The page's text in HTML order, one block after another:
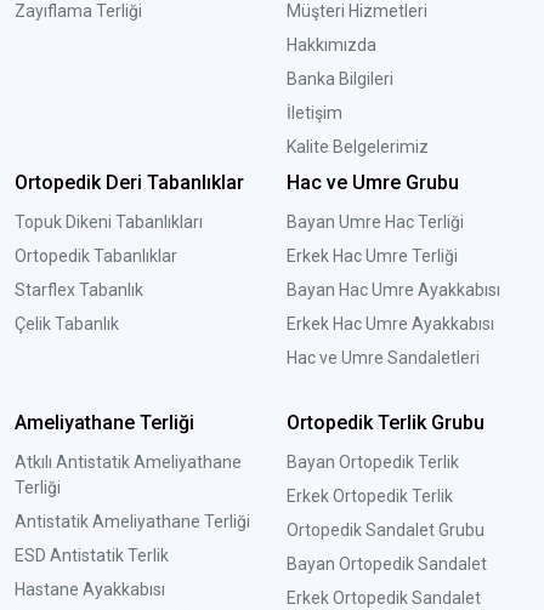
Zayıflama Terliği
Müşteri Hizmetleri
Hakkımızda
Banka Bilgileri
İletişim
Kalite Belgelerimiz
Ortopedik Deri Tabanlıklar
Topuk Dikeni Tabanlıkları
Ortopedik Tabanlıklar
Starflex Tabanlık
Çelik Tabanlık
Hac ve Umre Grubu
Bayan Umre Hac Terliği
Erkek Hac Umre Terliği
Bayan Hac Umre Ayakkabısı
Erkek Hac Umre Ayakkabısı
Hac ve Umre Sandaletleri
Ameliyathane Terliği
Atkılı Antistatik Ameliyathane
Terliği
Antistatik Ameliyathane Terliği
ESD Antistatik Terlik
Hastane Ayakkabısı
Ortopedik Terlik Grubu
Bayan Ortopedik Terlik
Erkek Ortopedik Terlik
Ortopedik Sandalet Grubu
Bayan Ortopedik Sandalet
Erkek Ortopedik Sandalet